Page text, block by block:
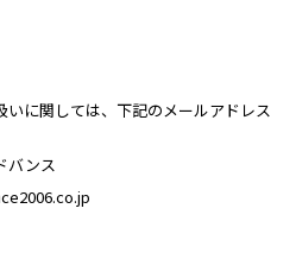
に関しては、下記のメールアドレス
バンス